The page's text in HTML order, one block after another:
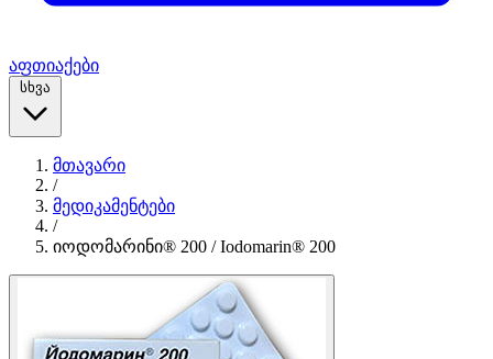
აფთიაქები
სხვა
მთავარი
/
მედიკამენტები
/
იოდომარინი® 200 / Iodomarin® 200